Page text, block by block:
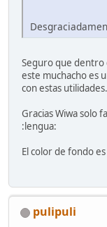
Seguro que dentro
este muchacho es
con estas utilidades.
Gracias Wiwa solo
:lengua:
El color de fondo
pulipuli